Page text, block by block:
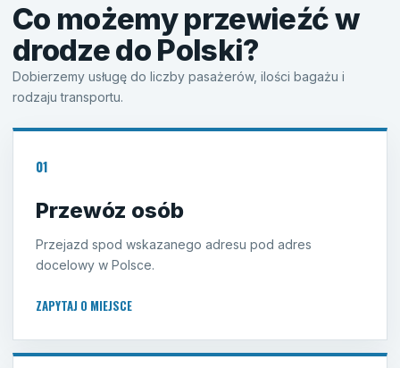
Co możemy przewieźć w
drodze do Polski?
Dobierzemy usługę do liczby pasażerów, ilości bagażu i
rodzaju transportu.
01
Przewóz osób
Przejazd spod wskazanego adresu pod adres
docelowy w Polsce.
ZAPYTAJ O MIEJSCE